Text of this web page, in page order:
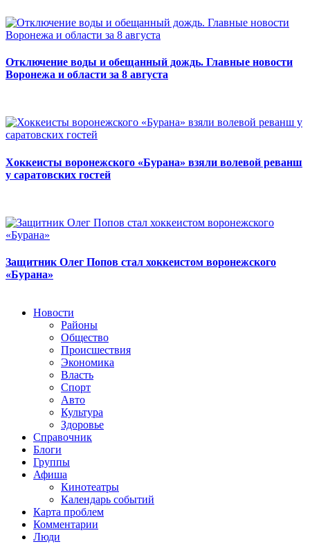
Отключение воды и обещанный дождь. Главные новости
Воронежа и области за 8 августа
Хоккеисты воронежского «Бурана» взяли волевой реванш
у саратовских гостей
Защитник Олег Попов стал хоккеистом воронежского
«Бурана»
Новости
Районы
Общество
Происшествия
Экономика
Власть
Спорт
Авто
Культура
Здоровье
Справочник
Блоги
Группы
Афиша
Кинотеатры
Календарь событий
Карта проблем
Комментарии
Люди